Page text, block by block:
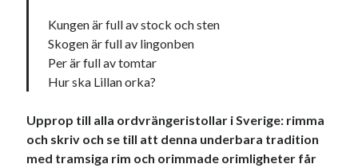
Kungen är full av stock och sten
Skogen är full av lingonben
Per är full av tomtar
Hur ska Lillan orka?
Upprop till alla ordvrängeristollar i Sverige: rimma
och skriv och se till att denna underbara tradition
med tramsiga rim och orimmade orimligheter får